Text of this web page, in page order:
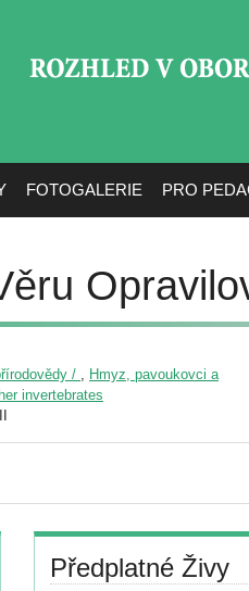
FOTOGALERIE PRO
/ , Hmyz, pavoukovci a
invertebrates
Předplatné Živy